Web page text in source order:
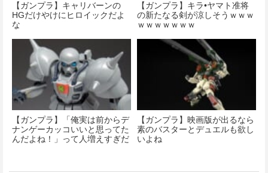
【ガンプラ】キャリバーンの
HGだけやけにヒロイックだよ
な
【ガンプラ】キラ•ヤマト准将
の新たなる剣が涼しそうｗｗｗ
ｗｗｗｗｗｗｗ
【ガンプラ】「俺実は前からデ
ナンゲーカッコいいと思ってた
んだよね！」って人増えすぎだ
【ガンプラ】映画版が出るなら
素のバスターとデュエルも欲し
いよね